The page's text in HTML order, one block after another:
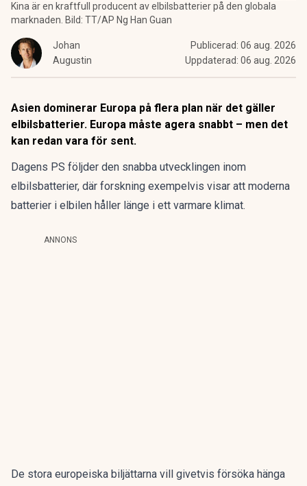
Kina är en kraftfull producent av elbilsbatterier på den globala
marknaden. Bild: TT/AP Ng Han Guan
Johan
Augustin
Publicerad: 06 aug. 2026
Uppdaterad: 06 aug. 2026
Asien dominerar Europa på flera plan när det gäller
elbilsbatterier. Europa måste agera snabbt – men det
kan redan vara för sent.
Dagens PS följder den snabba utvecklingen inom
elbilsbatterier, där forskning exempelvis visar att moderna
batterier i elbilen håller länge i ett varmare klimat.
ANNONS
De stora europeiska biljättarna vill givetvis försöka hänga